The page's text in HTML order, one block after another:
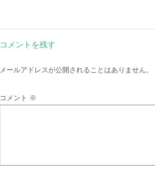
コメントを残す
メールアドレスが公開されることはありません。
コメント ※